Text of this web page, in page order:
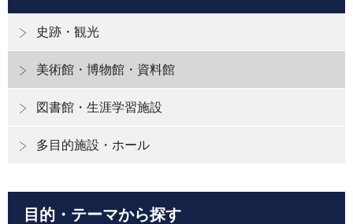
史跡・観光
美術館・博物館・資料館
図書館・生涯学習施設
多目的施設・ホール
目的・テーマから探す